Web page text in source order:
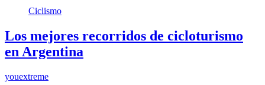
Ciclismo
Los mejores recorridos de cicloturismo
en Argentina
youextreme